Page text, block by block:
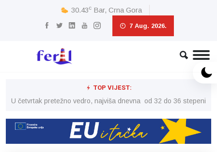
30.43c Bar, Crna Gora
7 Aug. 2026.
TOP VIJEST:
U četvrtak pretežno vedro, najviša dnevna od 32 do 36 stepeni